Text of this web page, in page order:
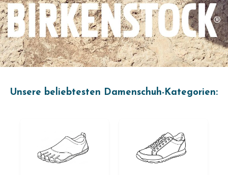
Unsere beliebtesten Damenschuh-Kategorien: